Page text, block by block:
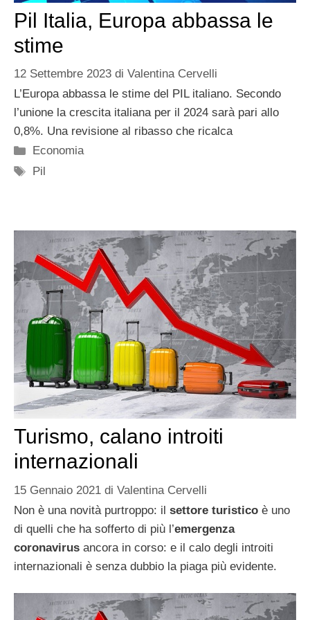
Pil Italia, Europa abbassa le
stime
12 Settembre 2023 di Valentina Cervelli
L’Europa abbassa le stime del PIL italiano. Secondo
l’unione la crescita italiana per il 2024 sarà pari allo
0,8%. Una revisione al ribasso che ricalca
Categorie
Economia
Tag
Pil
Turismo, calano introiti
internazionali
15 Gennaio 2021 di Valentina Cervelli
Non è una novità purtroppo: il settore turistico è uno
di quelli che ha sofferto di più l’emergenza
coronavirus ancora in corso: e il calo degli introiti
internazionali è senza dubbio la piaga più evidente.